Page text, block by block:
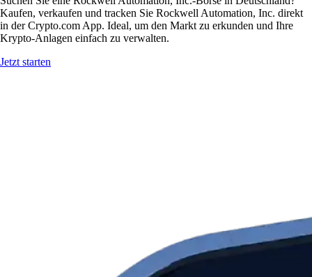
Kaufen, verkaufen und tracken Sie Rockwell Automation, Inc. direkt
in der Crypto.com App. Ideal, um den Markt zu erkunden und Ihre
Krypto-Anlagen einfach zu verwalten.
Jetzt starten